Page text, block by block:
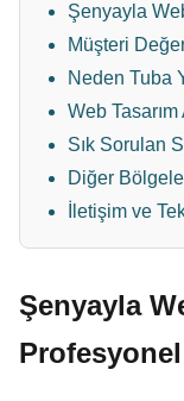
Şenyayla
Müşteri
Neden Tuba
Web
Sık Sorulan
Diğer
İletişim ve
Şenyayla